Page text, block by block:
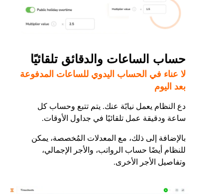
حساب الساعات والدقائق تلقائيًا
لا عناء في الحساب اليدوي للساعات المدفوعة
بعد اليوم
دع النظام يعمل نيابًة عنك. يتم تتبع وحساب كل
ساعة ودقيقة عمل تلقائيًا في جداول الأوقات.
بالإضافة إلى ذلك، مع المعدلات المُخصصة، يمكن
للنظام أيضًا حساب الرواتب، والأجر الإجمالي،
وتفاصيل الأجر الأخرى.